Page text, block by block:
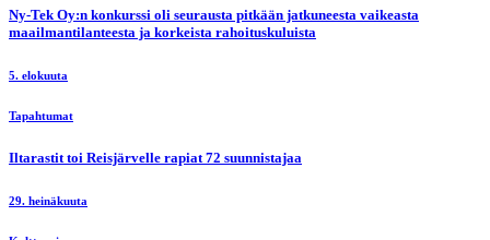
Ny-Tek Oy:n konkurssi oli seurausta pitkään jatkuneesta vaikeasta
maailmantilanteesta ja korkeista rahoituskuluista
5. elokuuta
Tapahtumat
Iltarastit toi Reisjärvelle rapiat 72 suunnistajaa
29. heinäkuuta